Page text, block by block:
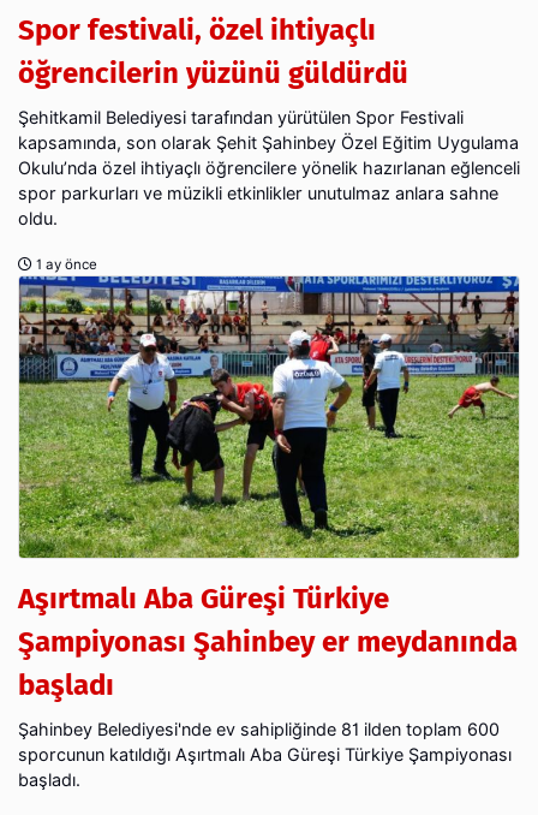
Spor festivali, özel ihtiyaçlı
öğrencilerin yüzünü güldürdü
Şehitkamil Belediyesi tarafından yürütülen Spor Festivali
kapsamında, son olarak Şehit Şahinbey Özel Eğitim Uygulama
Okulu’nda özel ihtiyaçlı öğrencilere yönelik hazırlanan eğlenceli
spor parkurları ve müzikli etkinlikler unutulmaz anlara sahne
oldu.
1 ay önce
Aşırtmalı Aba Güreşi Türkiye
Şampiyonası Şahinbey er meydanında
başladı
Şahinbey Belediyesi'nde ev sahipliğinde 81 ilden toplam 600
sporcunun katıldığı Aşırtmalı Aba Güreşi Türkiye Şampiyonası
başladı.